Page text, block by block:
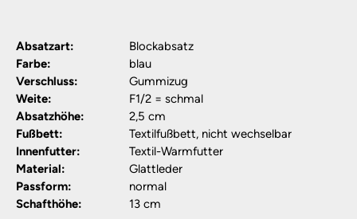
Absatzart:
Blockabsatz
Farbe:
blau
Verschluss:
Gummizug
Weite:
F1/2 = schmal
Absatzhöhe:
2,5 cm
Fußbett:
Textilfußbett, nicht wechselbar
Innenfutter:
Textil-Warmfutter
Material:
Glattleder
Passform:
normal
Schafthöhe:
13 cm